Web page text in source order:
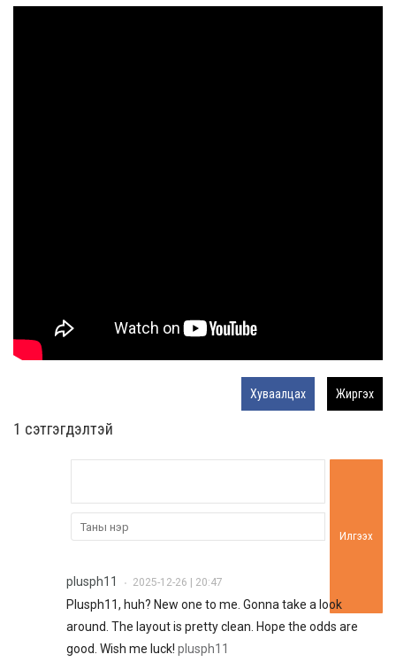
Хуваалцах Жиргэх
1 сэтгэгдэлтэй
Илгээх
plusph11 • 2025-12-26 | 20:47
Plusph11, huh? New one to me. Gonna take a look
around. The layout is pretty clean. Hope the odds are
good. Wish me luck! plusph11